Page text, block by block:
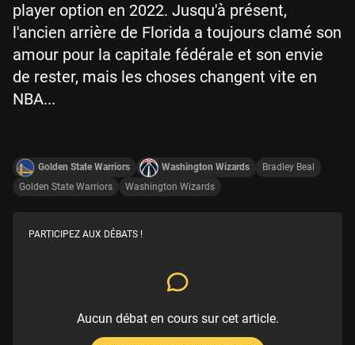
player option en 2022. Jusqu'à présent,
l'ancien arrière de Florida a toujours clamé son
amour pour la capitale fédérale et son envie
de rester, mais les choses changent vite en
NBA...
Golden State Warriors Washington Wizards
Bradley Beal
Golden State Warriors
Washington Wizards
PARTICIPEZ AUX DÉBATS !
Aucun débat en cours sur cet article.